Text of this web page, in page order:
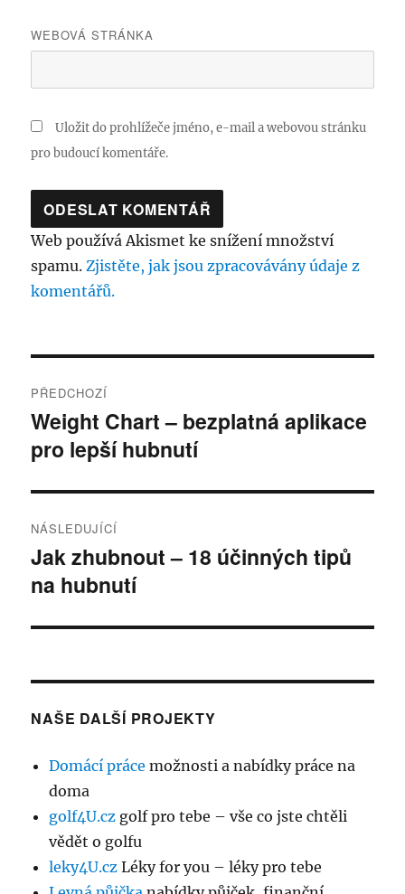
WEBOVÁ STRÁNKA
Uložit do prohlížeče jméno, e-mail a webovou stránku
pro budoucí komentáře.
Web používá Akismet ke snížení množství
spamu.Zjistěte, jak jsou zpracovávány údaje z
komentářů.
pro
příspěvek
PŘEDCHOZÍ
Předchozí
příspěvek:
Weight Chart – bezplatná aplikace
pro lepší hubnutí
NÁSLEDUJÍCÍ
Následující
příspěvek:
Jak zhubnout – 18 účinných tipů
na hubnutí
NAŠE DALŠÍ PROJEKTY
Domácí práce možnosti a nabídky práce na
doma
golf4U.cz golf pro tebe – vše co jste chtěli
vědět o golfu
leky4U.cz Léky for you – léky pro tebe